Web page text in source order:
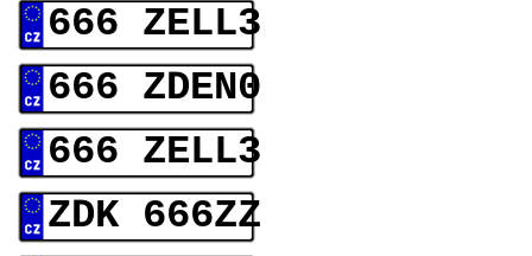
666 ZELL3
666 ZDEN0
666 ZELL3
ZDK 666ZZ